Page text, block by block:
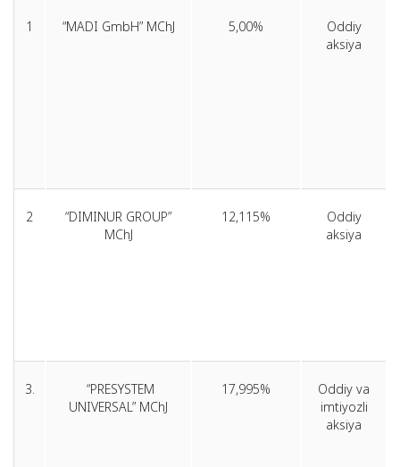
1 “MADI GmbH” MChJ 5,00%
Oddiy
aksiya
2
“DIMINUR GROUP”
MChJ
12,115%
Oddiy
aksiya
3.
“PRESYSTEM
UNIVERSAL” MChJ
17,995%
Oddiy va
imtiyozli
aksiya